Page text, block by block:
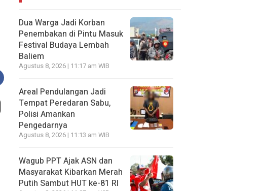
Dua Warga Jadi Korban
Penembakan di Pintu Masuk
Festival Budaya Lembah
Baliem
Agustus 8, 2026 | 11:17 am WIB
Areal Pendulangan Jadi
Tempat Peredaran Sabu,
Polisi Amankan
Pengedarnya
Agustus 8, 2026 | 11:13 am WIB
Wagub PPT Ajak ASN dan
Masyarakat Kibarkan Merah
Putih Sambut HUT ke-81 RI